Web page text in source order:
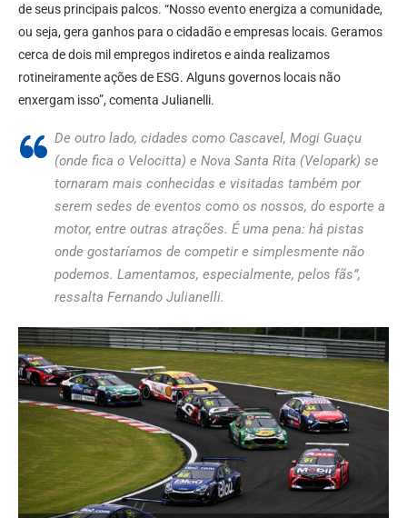
de seus principais palcos. “Nosso evento energiza a comunidade,
ou seja, gera ganhos para o cidadão e empresas locais. Geramos
cerca de dois mil empregos indiretos e ainda realizamos
rotineiramente ações de ESG. Alguns governos locais não
enxergam isso”, comenta Julianelli.
De outro lado, cidades como Cascavel, Mogi Guaçu
(onde fica o Velocitta) e Nova Santa Rita (Velopark) se
tornaram mais conhecidas e visitadas também por
serem sedes de eventos como os nossos, do esporte a
motor, entre outras atrações. É uma pena: há pistas
onde gostaríamos de competir e simplesmente não
podemos. Lamentamos, especialmente, pelos fãs”,
ressalta Fernando Julianelli.